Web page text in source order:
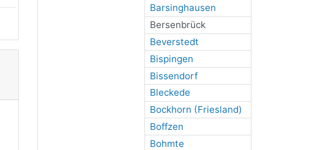
Barsinghausen
Bersenbrück
Beverstedt
Bispingen
Bissendorf
Bleckede
Bockhorn (Friesland)
Boffzen
Bohmte